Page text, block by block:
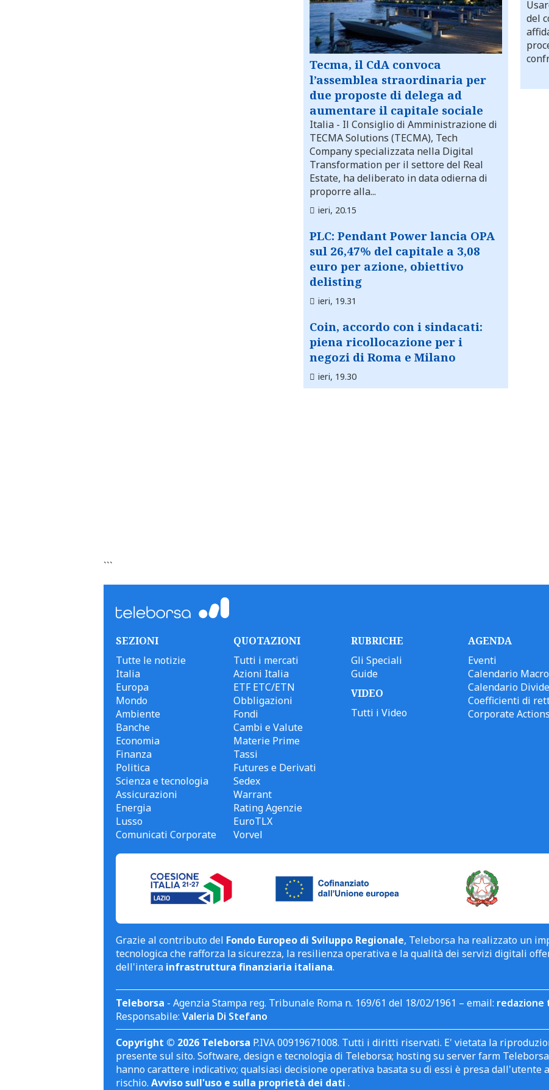
Tecma, il CdA convoca
l’assemblea straordinaria per
due proposte di delega ad
aumentare il capitale sociale
Italia - Il Consiglio di Amministrazione di
TECMA Solutions (TECMA), Tech
Company specializzata nella Digital
Transformation per il settore del Real
Estate, ha deliberato in data odierna di
proporre alla...
ieri, 20.15
PLC: Pendant Power lancia OPA
sul 26,47% del capitale a 3,08
euro per azione, obiettivo
delisting
ieri, 19.31
Coin, accordo con i sindacati:
piena ricollocazione per i
negozi di Roma e Milano
ieri, 19.30
```
del
SEZIONI
Tutte le notizie
Italia
Europa
Mondo
Ambiente
Banche
Economia
Finanza
Politica
Scienza e tecnologia
Assicurazioni
Energia
Lusso
Comunicati Corporate
QUOTAZIONI
Tutti i mercati
Azioni Italia
ETF ETC/ETN
Obbligazioni
Fondi
Cambi e Valute
Materie Prime
Tassi
Futures e Derivati
Sedex
Warrant
Rating Agenzie
EuroTLX
Vorvel
RUBRICHE
Gli Speciali
Guide
VIDEO
Tutti i Video
AGENDA
Eventi
Calendario Macro
Calendario
Coefficienti di
Corporate Actions
Grazie al contributo del Fondo Europeo di Sviluppo Regionale, Teleborsa ha realizzato un
tecnologica che rafforza la sicurezza, la resilienza operativa e la qualità dei servizi digitali
dell'intera infrastruttura finanziaria italiana.
Teleborsa - Agenzia Stampa reg. Tribunale Roma n. 169/61 del 18/02/1961 – email: redazione
Responsabile: Valeria Di Stefano
Copyright © 2026 Teleborsa P.IVA 00919671008. Tutti i diritti riservati. E' vietata la
presente sul sito. Software, design e tecnologia di Teleborsa; hosting su server farm
hanno carattere indicativo; qualsiasi decisione operativa basata su di essi è presa dall'utente
rischio. Avviso sull'uso e sulla proprietà dei dati .